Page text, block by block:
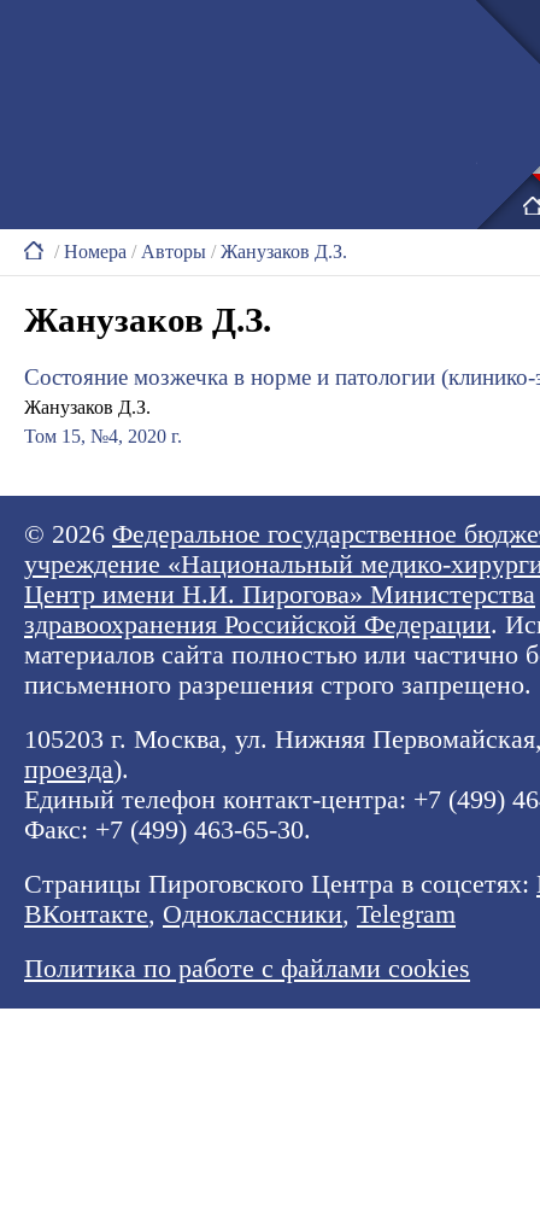
/Номера / Авторы /Жанузаков Д.З.
Жанузаков Д.З.
Состояние мозжечка в норме и патологии
Жанузаков Д.З.
Том 15, №4, 2020 г.
© 2026 Федеральное государственное
учреждение «Национальный медико-
Центр имени Н.И. Пирогова» Министерства
здравоохранения Российской Федерации.
материалов сайта полностью или частично
письменного разрешения строго запрещено.
105203 г. Москва, ул. Нижняя
проезда).
Единый телефон контакт-центра: +7 (499)
Факс: +7 (499) 463-65-30.
Страницы Пироговского Центра в соцсетях:
ВКонтакте, Одноклассники, Telegram
Политика по работе с файлами cookies